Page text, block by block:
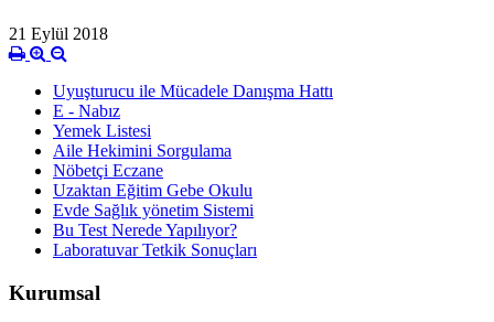
21 Eylül 2018
Uyuşturucu ile Mücadele Danışma Hattı
E - Nabız
Yemek Listesi
Aile Hekimini Sorgulama
Nöbetçi Eczane
Uzaktan Eğitim Gebe Okulu
Evde Sağlık yönetim Sistemi
Bu Test Nerede Yapılıyor?
Laboratuvar Tetkik Sonuçları
Kurumsal